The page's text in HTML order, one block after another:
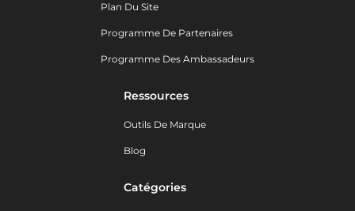
Plan Du Site
Programme De Partenaires
Programme Des Ambassadeurs
Ressources
Outils De Marque
Blog
Catégories